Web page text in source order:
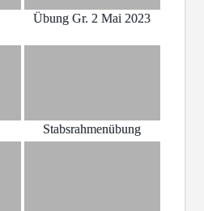
Übung Gr. 2 Mai 2023
Stabsrahmenübung